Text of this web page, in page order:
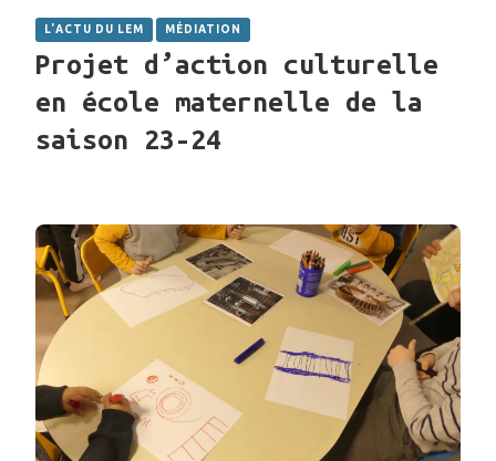
L'ACTU DU LEM MÉDIATION
Projet d’action culturelle
en école maternelle de la
saison 23-24